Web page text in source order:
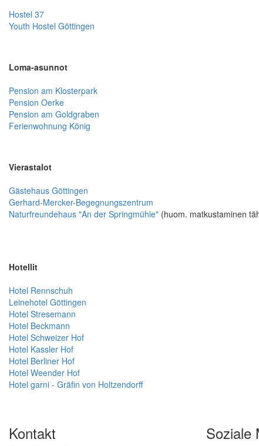
Hostel 37
Youth Hostel Göttingen
Loma-asunnot
Pension am Klosterpark
Pension Oerke
Pension am Goldgraben
Ferienwohnung König
Vierastalot
Gästehaus Göttingen
Gerhard-Mercker-Begegnungszentrum
Naturfreundehaus "An der Springmühle" (huom. matkustaminen
Hotellit
Hotel Rennschuh
Leinehotel Göttingen
Hotel Stresemann
Hotel Beckmann
Hotel Schweizer Hof
Hotel Kassler Hof
Hotel Berliner Hof
Hotel Weender Hof
Hotel garni - Gräfin von Holtzendorff
Kontakt Soziale